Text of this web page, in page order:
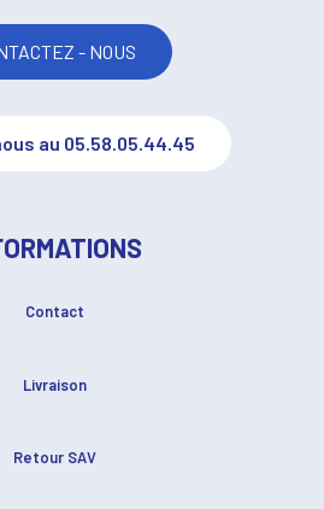
- NOUS
au 05.58.05.44.45
Contact
Livraison
Retour SAV